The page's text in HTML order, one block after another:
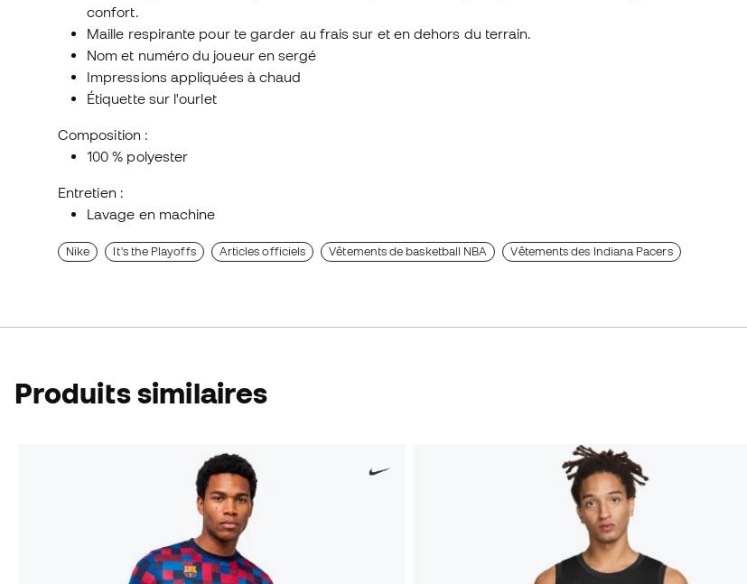
confort.
Maille respirante pour te garder au frais sur et en dehors du terrain.
Nom et numéro du joueur en sergé
Impressions appliquées à chaud
Étiquette sur l'ourlet
Composition :
100 % polyester
Entretien :
Lavage en machine
Nike It's the Playoffs Articles officiels Vêtements de basketball NBA Vêtements des Indiana Pacers
Produits similaires